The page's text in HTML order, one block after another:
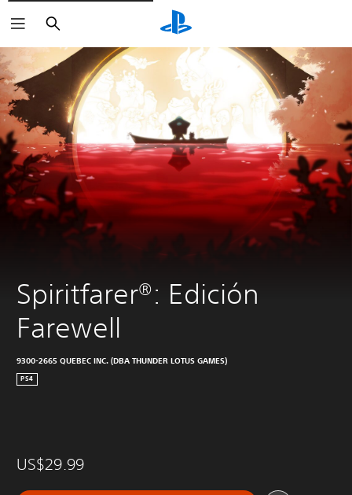
Buscar
Spiritfarer®: Edición
Farewell
9300-2665 QUEBEC INC. (DBA THUNDER LOTUS GAMES)
PS4
US$29.99